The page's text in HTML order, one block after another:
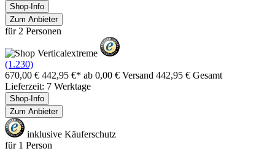
Shop-Info
Zum Anbieter
für 2 Personen
(1.230)
670,00 € 442,95 €* ab 0,00 € Versand 442,95 € Gesamt
Lieferzeit: 7 Werktage
Shop-Info
Zum Anbieter
inklusive Käuferschutz
für 1 Person